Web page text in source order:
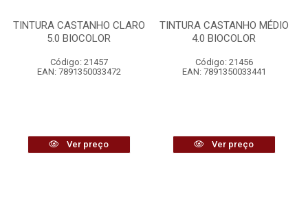
TINTURA CASTANHO CLARO
5.0 BIOCOLOR
Código: 21457
EAN: 7891350033472
Ver preço
TINTURA CASTANHO MÉDIO
4.0 BIOCOLOR
Código: 21456
EAN: 7891350033441
Ver preço